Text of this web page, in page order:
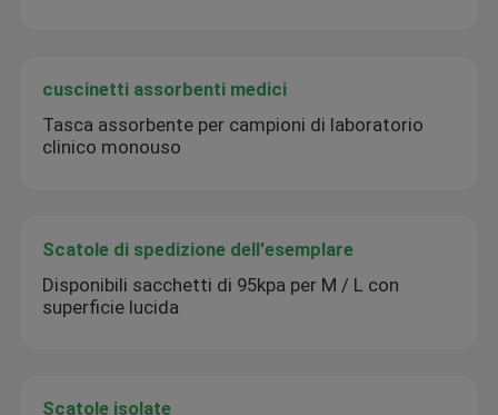
cuscinetti assorbenti medici
Tasca assorbente per campioni di laboratorio
clinico monouso
Scatole di spedizione dell'esemplare
Disponibili sacchetti di 95kpa per M / L con
superficie lucida
Scatole isolate